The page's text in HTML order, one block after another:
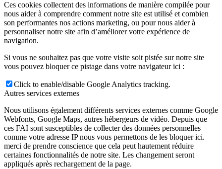
Ces cookies collectent des informations de manière compilée pour
nous aider à comprendre comment notre site est utilisé et combien
son performantes nos actions marketing, ou pour nous aider à
personnaliser notre site afin d’améliorer votre expérience de
navigation.
Si vous ne souhaitez pas que votre visite soit pistée sur notre site
vous pouvez bloquer ce pistage dans votre navigateur ici :
Click to enable/disable Google Analytics tracking.
Autres services externes
Nous utilisons également différents services externes comme Google
Webfonts, Google Maps, autres hébergeurs de vidéo. Depuis que
ces FAI sont susceptibles de collecter des données personnelles
comme votre adresse IP nous vous permettons de les bloquer ici.
merci de prendre conscience que cela peut hautement réduire
certaines fonctionnalités de notre site. Les changement seront
appliqués après rechargement de la page.